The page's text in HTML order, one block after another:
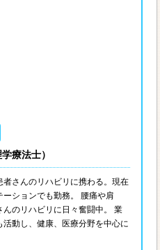
療法士）
さんのリハビリに携わる。現在
ションでも勤務。 腰痛や肩
のリハビリに日々奮闘中。 業
動し、健康、医療分野を中心に